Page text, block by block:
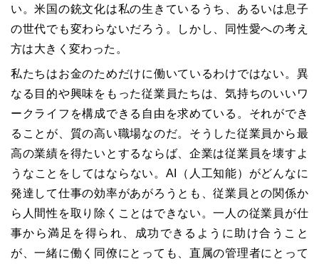
い。米国の銃文化は私の生きているうち、あるいは息子
の世代でも変わらないだろう。しかし、同性愛への考え
方は大きく変わった。
私たちはお金のためだけに働いているわけではない。異
なる目的や興味をもった従業員たちは、気持ちのいいワ
ークライフを構成できる自由を求めている。それができ
ることが、質の高い職場なのだ。そうした従業員から最
高の業績を得たいとするならば、企業は従業員を壊すよ
うなことをしてはならない。AI（人工知能）がどんなに
発達して仕事の効率があがろうとも、従業員との関係か
ら人間性を取り除くことはできない。一人の従業員が仕
事から満足を得られ、成功できるように助け合うこと
が、一緒に働く同僚にとっても、直属の管理者にとって